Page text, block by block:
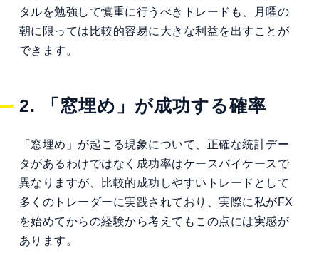
タルを勉強して慎重に行うべきトレードも、月曜の
朝に限っては比較的容易に大きな利益を出すことが
できます。
2. 「窓埋め」が成功する確率
「窓埋め」が起こる現象について、正確な統計デー
タがあるわけではなく成功率はケースバイケースで
異なりますが、比較的成功しやすいトレードとして
多くのトレーダーに実践されており、実際に私がFX
を始めてからの経験から考えてもこの点には実感が
あります。